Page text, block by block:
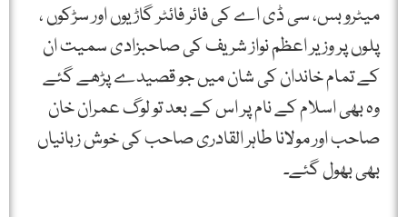
میٹرو بس، سی ڈی اے کی فائر فائٹر گاڑیوں اور سڑکوں ،
پلوں پر وزیر اعظم نواز شریف کی صاحبزادی سمیت ان
کے تمام خاندان کی شان میں جو قصیدے پڑھے گئے
وہ بھی اسلام کے نام پر اس کے بعد تو لوگ عمران خان
صاحب اور مولانا طاہر القادری صاحب کی خوش زبانیاں
بھی بھول گئے۔